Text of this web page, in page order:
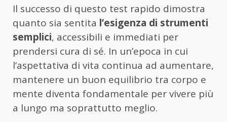
Il successo di questo test rapido dimostra
quanto sia sentita l’esigenza di strumenti
semplici, accessibili e immediati per
prendersi cura di sé. In un’epoca in cui
l’aspettativa di vita continua ad aumentare,
mantenere un buon equilibrio tra corpo e
mente diventa fondamentale per vivere più
a lungo ma soprattutto meglio.